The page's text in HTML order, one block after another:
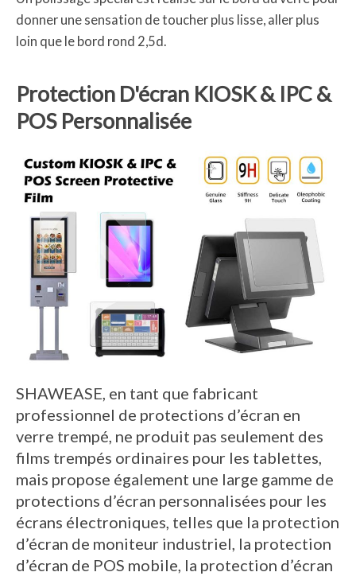
donner une sensation de toucher plus lisse, aller plus
loin que le bord rond 2,5d.
Protection D'écran KIOSK & IPC &
POS Personnalisée
SHAWEASE, en tant que fabricant
professionnel de protections d’écran en
verre trempé, ne produit pas seulement des
films trempés ordinaires pour les tablettes,
mais propose également une large gamme de
protections d’écran personnalisées pour les
écrans électroniques, telles que la protection
d’écran de moniteur industriel, la protection
d’écran de POS mobile, la protection d’écran